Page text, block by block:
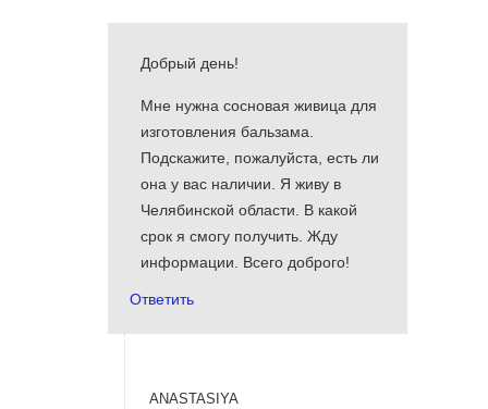
Добрый день!
Мне нужна сосновая живица для
изготовления бальзама.
Подскажите, пожалуйста, есть ли
она у вас наличии. Я живу в
Челябинской области. В какой
срок я смогу получить. Жду
информации. Всего доброго!
Ответить
anastasiya